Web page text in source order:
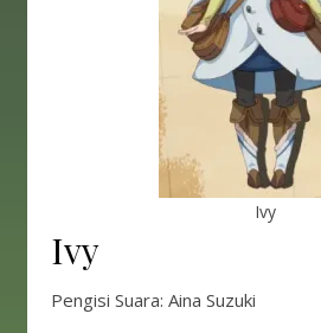
Ivy
Ivy
Pengisi Suara: Aina Suzuki